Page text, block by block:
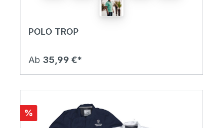
POLO TROP
Ab 35,99 €*
%